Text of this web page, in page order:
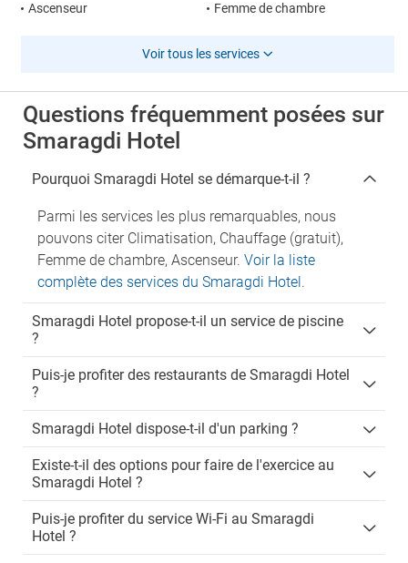
Ascenseur Femme de chambre
Voir tous les services
Questions fréquemment posées sur
Smaragdi Hotel
Pourquoi Smaragdi Hotel se démarque-t-il ?
Parmi les services les plus remarquables, nous
pouvons citer Climatisation, Chauffage (gratuit),
Femme de chambre, Ascenseur. Voir la liste
complète des services du Smaragdi Hotel.
Smaragdi Hotel propose-t-il un service de piscine
?
Puis-je profiter des restaurants de Smaragdi Hotel
?
Smaragdi Hotel dispose-t-il d'un parking ?
Existe-t-il des options pour faire de l'exercice au
Smaragdi Hotel ?
Puis-je profiter du service Wi-Fi au Smaragdi
Hotel ?